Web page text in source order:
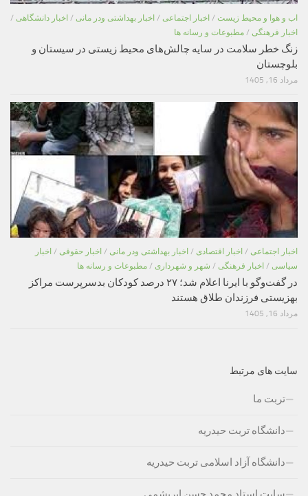
اب و هوا و محیط زیست / اخبار اجتماعی / اخبار بهداشتی ودر مانی / اخبار دانشگاهی /
اخبار فرهنگی / مطبوعات و رسانه ها
زنگ خطر سلامت در سایه چالش‌های محیط زیستی در سیستان و
بلوچستان
مرداد 16, 1405
اخبار اجتماعی / اخبار اقتصادی / اخبار بهداشتی ودر مانی / اخبار حقوقی / اخبار
سیاسی / اخبار فرهنگی / شهر و شهرداری / مطبوعات و رسانه ها
در گفت‌وگو با ایرنا اعلام شد؛ ۲۷ درصد کودکان بدسرپرست مراکز
بهزیستی فرزندان طلاق هستند
مرداد 16, 1405
سایت های مرتبط
تربت ما
دانشگاه تربت حیدریه
دانشگاه آزاد اسلامی تربت حیدریه